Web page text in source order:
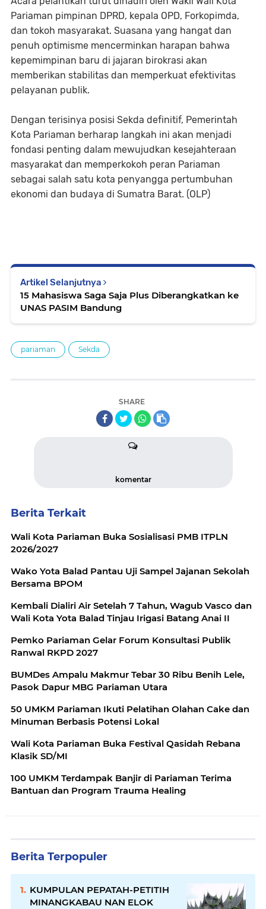
Pariaman pimpinan DPRD, kepala OPD, Forkopimda,
dan tokoh masyarakat. Suasana yang hangat dan
penuh optimisme mencerminkan harapan bahwa
kepemimpinan baru di jajaran birokrasi akan
memberikan stabilitas dan memperkuat efektivitas
pelayanan publik.
Dengan terisinya posisi Sekda definitif, Pemerintah
Kota Pariaman berharap langkah ini akan menjadi
fondasi penting dalam mewujudkan kesejahteraan
masyarakat dan memperkokoh peran Pariaman
sebagai salah satu kota penyangga pertumbuhan
ekonomi dan budaya di Sumatra Barat. (OLP)
Artikel Selanjutnya
15 Mahasiswa Saga Saja Plus Diberangkatkan ke
UNAS PASIM Bandung
pariaman Sekda
SHARE
komentar
Berita Terkait
Wali Kota Pariaman Buka Sosialisasi PMB ITPLN
2026/2027
Wako Yota Balad Pantau Uji Sampel Jajanan Sekolah
Bersama BPOM
Kembali Dialiri Air Setelah 7 Tahun, Wagub Vasco dan
Wali Kota Yota Balad Tinjau Irigasi Batang Anai II
Pemko Pariaman Gelar Forum Konsultasi Publik
Ranwal RKPD 2027
BUMDes Ampalu Makmur Tebar 30 Ribu Benih Lele,
Pasok Dapur MBG Pariaman Utara
50 UMKM Pariaman Ikuti Pelatihan Olahan Cake dan
Minuman Berbasis Potensi Lokal
Wali Kota Pariaman Buka Festival Qasidah Rebana
Klasik SD/MI
100 UMKM Terdampak Banjir di Pariaman Terima
Bantuan dan Program Trauma Healing
Berita Terpopuler
KUMPULAN PEPATAH-PETITIH
MINANGKABAU NAN ELOK